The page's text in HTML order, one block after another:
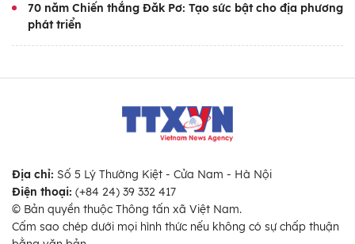
70 năm Chiến thắng Đăk Pơ: Tạo sức bật cho địa phương
phát triển
Địa chỉ: Số 5 Lý Thường Kiệt - Cửa Nam - Hà Nội
Điện thoại: (+84 24) 39 332 417
© Bản quyền thuộc Thông tấn xã Việt Nam.
Cấm sao chép dưới mọi hình thức nếu không có sự chấp thuận